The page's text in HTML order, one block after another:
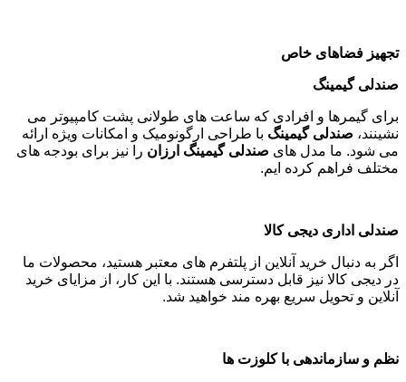
تجهیز فضاهای خاص
صندلی گیمینگ
برای گیمرها و افرادی که ساعت های طولانی پشت کامپیوتر می
نشینند، صندلی گیمینگ با طراحی ارگونومیک و امکانات ویژه ارائه
می شود. ما مدل های صندلی گیمینگ ارزان را نیز برای بودجه های
مختلف فراهم کرده ایم.
صندلی اداری دیجی کالا
اگر به دنبال خرید آنلاین از پلتفرم های معتبر هستید، محصولات ما
در دیجی کالا نیز قابل دسترسی هستند. با این کار، از مزایای خرید
آنلاین و تحویل سریع بهره مند خواهید شد.
نظم و سازماندهی با کلوزت ها